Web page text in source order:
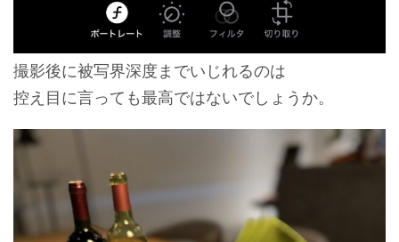
撮影後に被写界深度までいじれるのは
控え目に言っても最高ではないでしょうか。